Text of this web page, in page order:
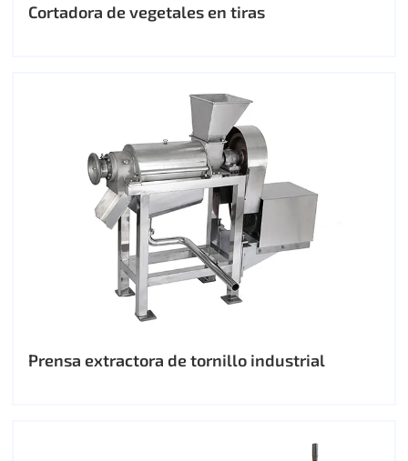
Cortadora de vegetales en tiras
Prensa extractora de tornillo industrial